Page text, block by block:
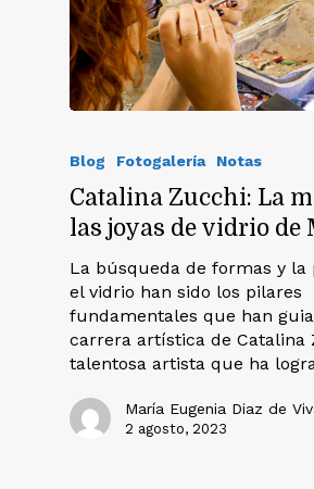
Blog Fotogalería Notas
Catalina Zucchi: La
las joyas de vidrio de
La búsqueda de formas y la
el vidrio han sido los pilares
fundamentales que han
carrera artística de Catalina
talentosa artista que ha
María Eugenia Diaz de
2 agosto, 2023